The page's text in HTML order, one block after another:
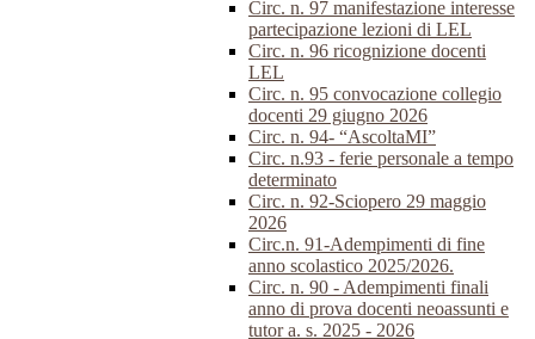
Circ. n. 97 manifestazione interesse
partecipazione lezioni di LEL
Circ. n. 96 ricognizione docenti
LEL
Circ. n. 95 convocazione collegio
docenti 29 giugno 2026
Circ. n. 94- “AscoltaMI”
Circ. n.93 - ferie personale a tempo
determinato
Circ. n. 92-Sciopero 29 maggio
2026
Circ.n. 91-Adempimenti di fine
anno scolastico 2025/2026.
Circ. n. 90 - Adempimenti finali
anno di prova docenti neoassunti e
tutor a. s. 2025 - 2026